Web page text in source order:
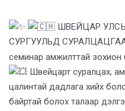
ШВЕЙЦАР
СУРГУУЛЬД
семинар амжилттай зохион
Швейцарт суралцах,
цалинтай дадлага хийх
байртай болох талаар